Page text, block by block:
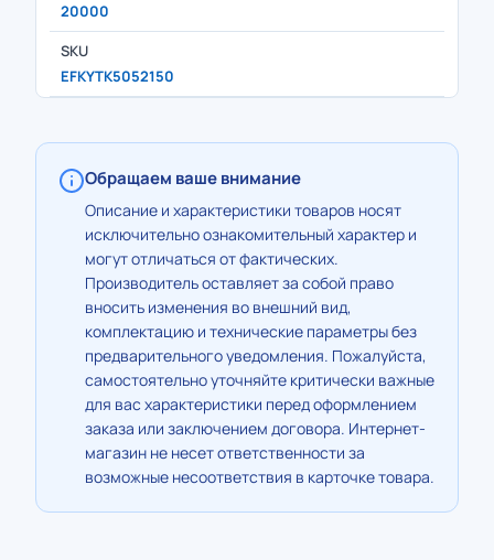
20000
SKU
EFKYTK5052150
Обращаем ваше внимание
Описание и характеристики товаров носят
исключительно ознакомительный характер и
могут отличаться от фактических.
Производитель оставляет за собой право
вносить изменения во внешний вид,
комплектацию и технические параметры без
предварительного уведомления. Пожалуйста,
самостоятельно уточняйте критически важные
для вас характеристики перед оформлением
заказа или заключением договора. Интернет-
магазин не несет ответственности за
возможные несоответствия в карточке товара.